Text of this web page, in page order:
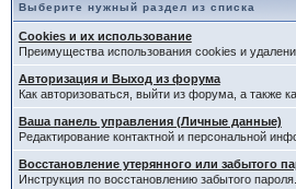
Выберите нужный раздел из списка
Cookies и их использование
Преимущества использования cookies и
Авторизация и Выход из форума
Как авторизоваться, выйти из форума, а также
Ваша панель управления (Личные данные)
Редактирование контактной и персональной
Восстановление утерянного или забытого
Инструкция по восстановлению забытого пароля.